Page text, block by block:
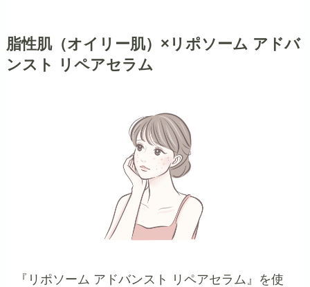
脂性肌（オイリー肌）×リポソーム アドバ
ンスト リペアセラム
『リポソーム アドバンスト リペアセラム』を使